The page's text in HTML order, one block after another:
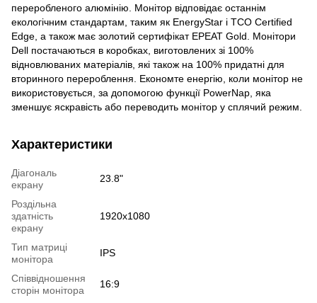
переробленого алюмінію. Монітор відповідає останнім
екологічним стандартам, таким як EnergyStar і TCO Certified
Edge, а також має золотий сертифікат EPEAT Gold. Монітори
Dell постачаються в коробках, виготовлених зі 100%
відновлюваних матеріалів, які також на 100% придатні для
вторинного перероблення. Економте енергію, коли монітор не
використовується, за допомогою функції PowerNap, яка
зменшує яскравість або переводить монітор у сплячий режим.
Характеристики
Діагональ
екрану
23.8"
Роздільна
здатність
екрану
1920x1080
Тип матриці
монітора
IPS
Співвідношення
сторін монітора
16:9